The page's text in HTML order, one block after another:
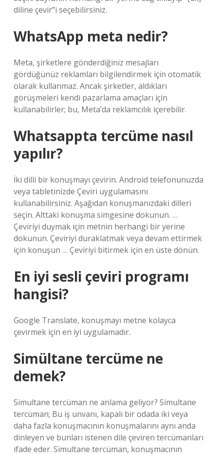
diline çevir”i seçebilirsiniz.
WhatsApp meta nedir?
Meta, şirketlere gönderdiğiniz mesajları
gördüğünüz reklamları bilgilendirmek için otomatik
olarak kullanmaz. Ancak şirketler, aldıkları
görüşmeleri kendi pazarlama amaçları için
kullanabilirler; bu, Meta’da reklamcılık içerebilir.
Whatsappta tercüme nasıl
yapılır?
İki dilli bir konuşmayı çevirin. Android telefonunuzda
veya tabletinizde Çeviri uygulamasını
kullanabilirsiniz. Aşağıdan konuşmanızdaki dilleri
seçin. Alttaki konuşma simgesine dokunun. …
Çeviriyi duymak için metnin herhangi bir yerine
dokunun. Çeviriyi duraklatmak veya devam ettirmek
için konuşun … Çeviriyi bitirmek için en üste dönün.
En iyi sesli çeviri programı
hangisi?
Google Translate, konuşmayı metne kolayca
çevirmek için en iyi uygulamadır.
Simültane tercüme ne
demek?
Simultane tercüman ne anlama geliyor? Simultane
tercüman; Bu iş unvanı, kapalı bir odada iki veya
daha fazla konuşmacının konuşmalarını aynı anda
dinleyen ve bunları istenen dile çeviren tercümanları
ifade eder. Simultane tercüman, konuşmacının